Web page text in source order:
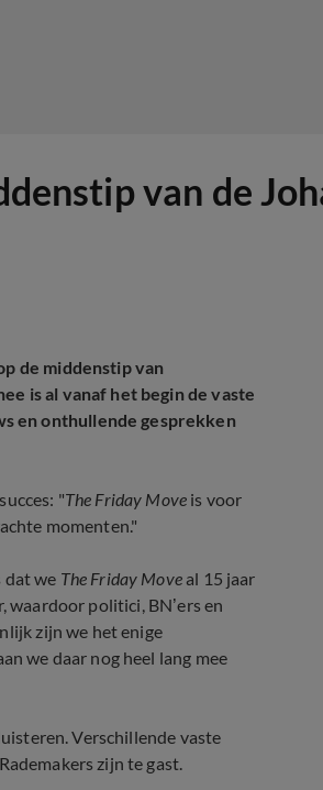
van de
de middenstip van
is al vanaf het begin de vaste
en onthullende gesprekken
"The Friday Move is voor
momenten."
dat we The Friday Moveal 15 jaar
waardoor politici, BN’ers en
zijn we het enige
we daar nog heel lang mee
Verschillende vaste
zijn te gast.